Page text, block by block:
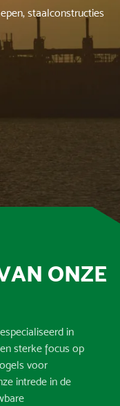
staalconstructies
ONZE
in
sterke focus op
voor
intrede in de